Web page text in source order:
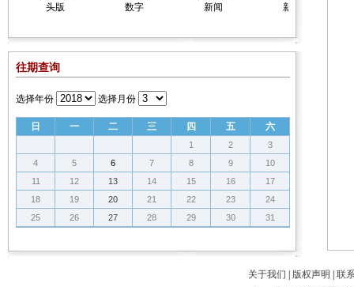
头版
数字
新闻
新闻
往期查询
选择年份 选择月份
日 一 二 三 四 五 六
1 2
3
4
5 6 7 8 9
10
11
12 13 14 15 16
17
18
19 20 21 22 23
24
25
26 27 28 29 30 31
关于我们 版权声明
联